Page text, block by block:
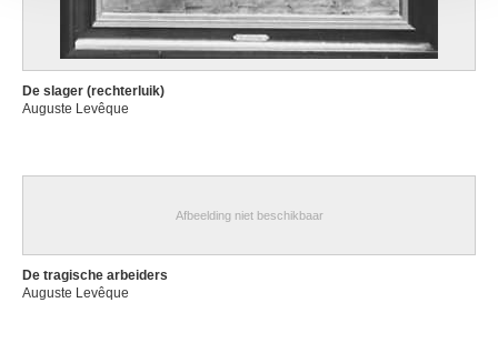
De slager (rechterluik)
Auguste Levêque
Afbeelding niet beschikbaar
De tragische arbeiders
Auguste Levêque